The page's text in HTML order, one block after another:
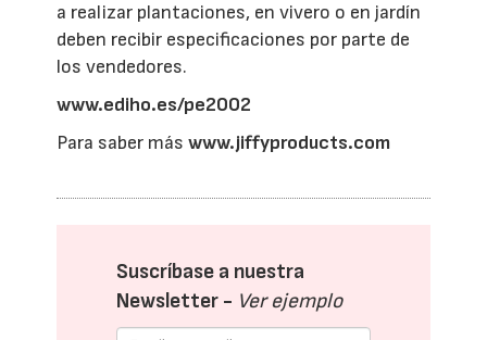
a realizar plantaciones, en vivero o en jardín
deben recibir especificaciones por parte de
los vendedores.
www.ediho.es/pe2002
Para saber máswww.jiffyproducts.com
Suscríbase a nuestra
Newsletter - Ver ejemplo